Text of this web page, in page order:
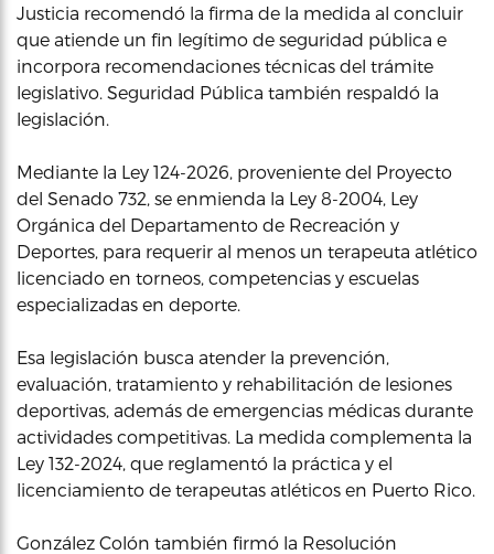
Justicia recomendó la firma de la medida al concluir
que atiende un fin legítimo de seguridad pública e
incorpora recomendaciones técnicas del trámite
legislativo. Seguridad Pública también respaldó la
legislación.
Mediante la Ley 124-2026, proveniente del Proyecto
del Senado 732, se enmienda la Ley 8-2004, Ley
Orgánica del Departamento de Recreación y
Deportes, para requerir al menos un terapeuta atlético
licenciado en torneos, competencias y escuelas
especializadas en deporte.
Esa legislación busca atender la prevención,
evaluación, tratamiento y rehabilitación de lesiones
deportivas, además de emergencias médicas durante
actividades competitivas. La medida complementa la
Ley 132-2024, que reglamentó la práctica y el
licenciamiento de terapeutas atléticos en Puerto Rico.
González Colón también firmó la Resolución